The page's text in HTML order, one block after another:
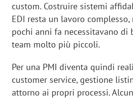
custom. Costruire sistemi
EDI resta un lavoro
pochi anni fa necessitavano
team molto più piccoli.
Per una PMI diventa quindi
customer service, gestione
attorno ai propri processi.